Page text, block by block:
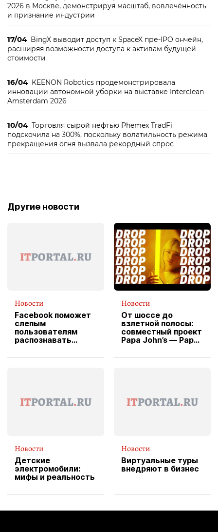
2026 в Москве, демонстрируя масштаб, вовлечённость
и признание индустрии
17/04 BingX выводит доступ к SpaceX пре-IPO ончейн,
расширяя возможности доступа к активам будущей
стоимости
16/04 KEENON Robotics продемонстрировала
инновации автономной уборки на выставке Interclean
Amsterdam 2026
10/04 Торговля сырой нефтью Phemex TradFi
подскочила на 300%, поскольку волатильность режима
прекращения огня вызвала рекордный спрос
Другие новости
Новости
Facebook поможет
слепым
пользователям
распознавать
Новости
От шоссе до
взлетной полосы:
совместный проект
Papa John’s — Papa
вводит
Новости
Детские
электромобили:
мифы и реальность
Новости
Виртуальные туры
внедряют в бизнес